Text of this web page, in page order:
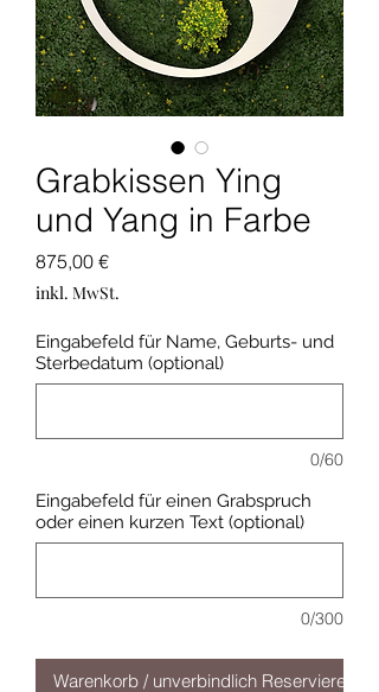
Grabkissen Ying
und Yang in Farbe
875,00 €Preis
inkl. MwSt.
Eingabefeld für Name, Geburts- und
Sterbedatum (optional)
0/60
Eingabefeld für einen Grabspruch
oder einen kurzen Text (optional)
0/300
Warenkorb / unverbindlich Reservieren